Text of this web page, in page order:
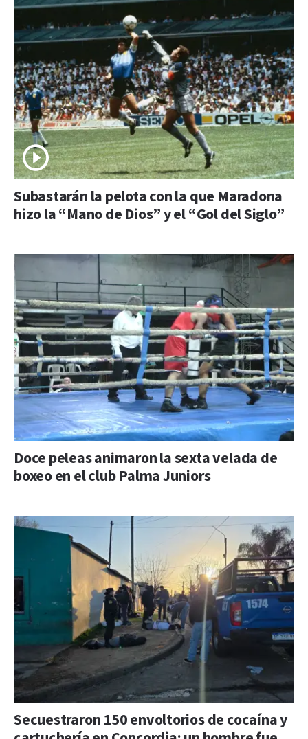
Subastarán la pelota con la que Maradona
hizo la “Mano de Dios” y el “Gol del Siglo”
Doce peleas animaron la sexta velada de
boxeo en el club Palma Juniors
Secuestraron 150 envoltorios de cocaína y